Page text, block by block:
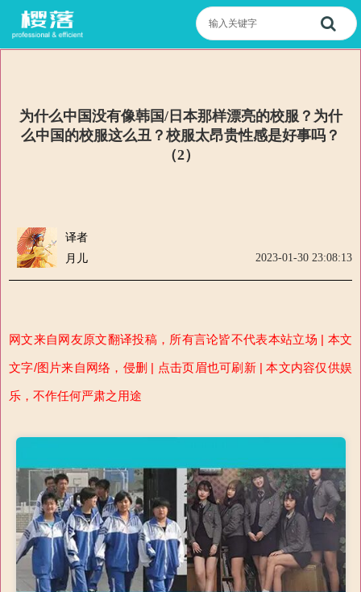
为什么中国没有像韩国/日本那样漂亮的校服？为什
么中国的校服这么丑？校服太昂贵性感是好事吗？
（2）
译者
月儿
2023-01-30 23:08:13
网文来自网友原文翻译投稿，所有言论皆不代表本站立场 | 本文
文字/图片来自网络，侵删 | 点击页眉也可刷新 | 本文内容仅供娱
乐，不作任何严肃之用途